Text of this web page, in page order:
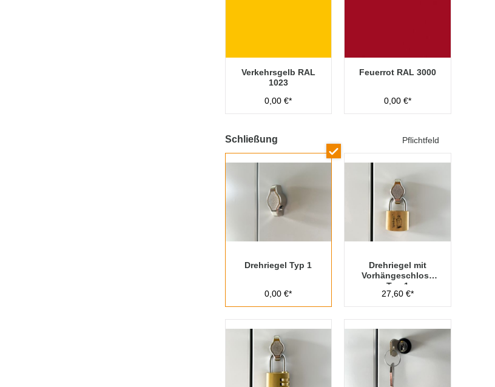
Verkehrsgelb RAL
1023
0,00 €*
Feuerrot RAL 3000
0,00 €*
Schließung Pflichtfeld
Drehriegel Typ 1
0,00 €*
Drehriegel mit
Vorhängeschloss
Typ 1
27,60 €*